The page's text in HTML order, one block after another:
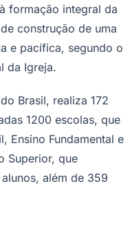
formação integral da
construção de uma
e pacífica, segundo o
da Igreja.
Brasil, realiza 172
1200 escolas, que
Ensino Fundamental e
Superior, que
além de 359